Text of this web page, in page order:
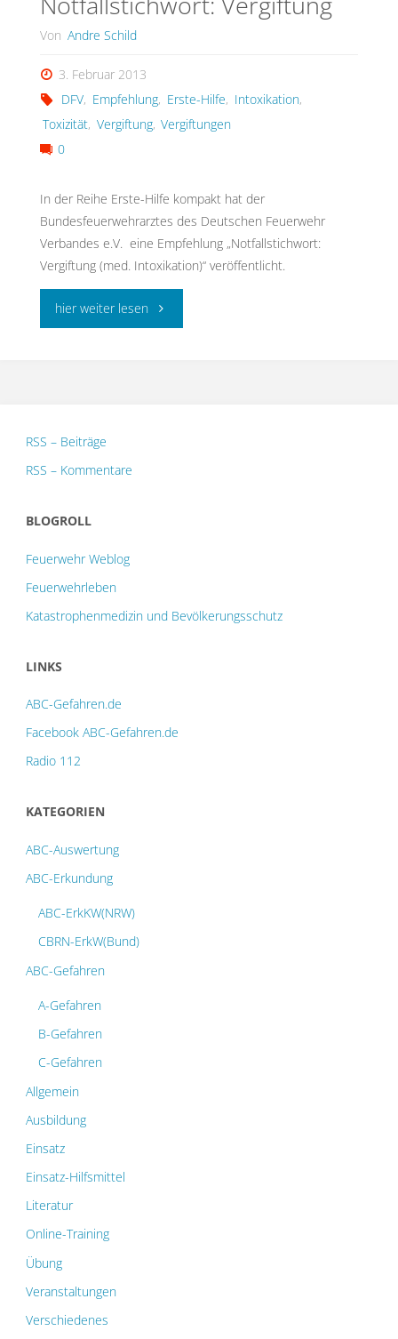
Von Andre Schild
3. Februar 2013
DFV, Empfehlung, Erste-Hilfe, Intoxikation,
Toxizität, Vergiftung, Vergiftungen
0
In der Reihe Erste-Hilfe kompakt hat der
Bundesfeuerwehrarztes des Deutschen Feuerwehr
Verbandes e.V. eine Empfehlung „Notfallstichwort:
Vergiftung (med. Intoxikation)“ veröffentlicht.
hier weiter lesen"Notfallstichwort:
RSS – Beiträge
RSS – Kommentare
BLOGROLL
Feuerwehr Weblog
Feuerwehrleben
Katastrophenmedizin und Bevölkerungsschutz
LINKS
ABC-Gefahren.de
Facebook ABC-Gefahren.de
Radio 112
KATEGORIEN
ABC-Auswertung
ABC-Erkundung
ABC-ErkKW(NRW)
CBRN-ErkW(Bund)
ABC-Gefahren
A-Gefahren
B-Gefahren
C-Gefahren
Allgemein
Ausbildung
Einsatz
Einsatz-Hilfsmittel
Literatur
Online-Training
Übung
Veranstaltungen
Verschiedenes